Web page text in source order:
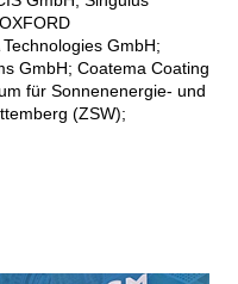
GmbH;
GmbH; Coatema Coating
für Sonnenenergie- und
(ZSW);